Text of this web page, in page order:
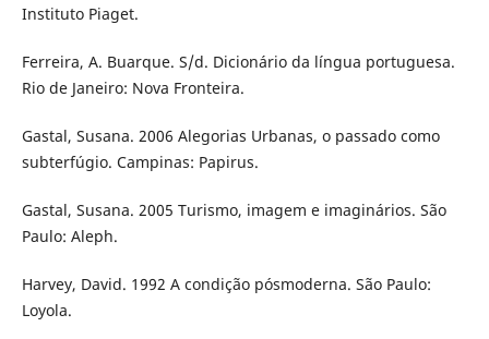
Instituto Piaget.
Ferreira, A. Buarque. S/d. Dicionário da língua portuguesa.
Rio de Janeiro: Nova Fronteira.
Gastal, Susana. 2006 Alegorias Urbanas, o passado como
subterfúgio. Campinas: Papirus.
Gastal, Susana. 2005 Turismo, imagem e imaginários. São
Paulo: Aleph.
Harvey, David. 1992 A condição pósmoderna. São Paulo:
Loyola.